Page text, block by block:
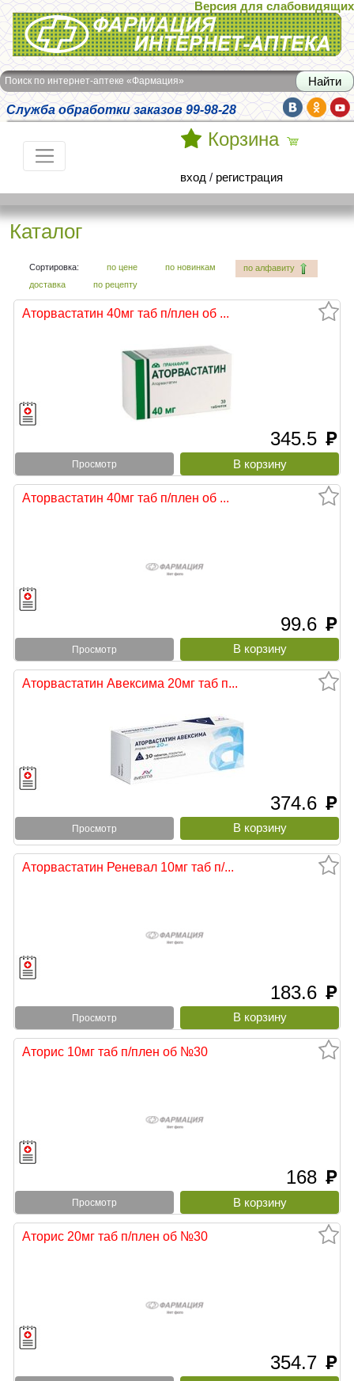
Интернет-аптека Фармация
Версия для слабовидящих
Поиск по интернет-аптеке «Фармация»
Служба обработки заказов 99-98-28
Корзина
вход / регистрация
Каталог
Сортировка: по цене по новинкам
по алфавиту
доставка
по рецепту
Аторвастатин 40мг таб п/плен об ...
345.5 руб
Просмотр
Аторвастатин 40мг таб п/плен об ...
99.6 руб
Просмотр
Аторвастатин Авексима 20мг таб п...
374.6 руб
Просмотр
Аторвастатин Реневал 10мг таб п/...
183.6 руб
Просмотр
Аторис 10мг таб п/плен об №30
168 руб
Просмотр
Аторис 20мг таб п/плен об №30
354.7 руб